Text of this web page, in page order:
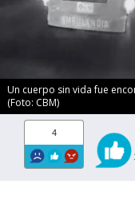
Un cuerpo sin vida fue
(Foto: CBM)
4
1